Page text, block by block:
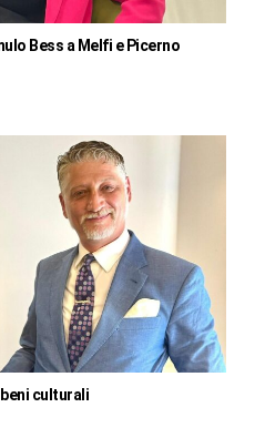
Bess a Melfi e Picerno
culturali